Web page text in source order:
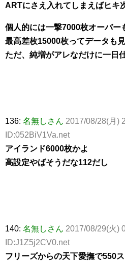
ARTにさえ入れてしまえばヒキ
個人的には一撃7000枚オーバー
最高差枚15000枚ってデータも
ただ、純増がアレなだけに一日
136: 名無しさん 2017/08/28(月)
ID:052BiV1Va.net
アイランド6000枚かよ
高設定やばそうだな112だし
140: 名無しさん 2017/08/29(火)
ID:J1Z5j2CV0.net
フリーズからの天下愛撫で550